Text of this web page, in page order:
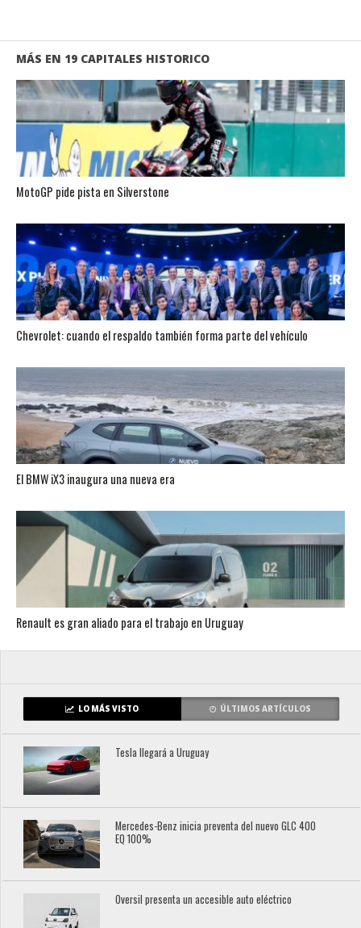
MÁS EN 19 CAPITALES HISTORICO
MotoGP pide pista en Silverstone
Chevrolet: cuando el respaldo también forma parte del vehículo
El BMW iX3 inaugura una nueva era
Renault es gran aliado para el trabajo en Uruguay
LO MÁS VISTO ÚLTIMOS ARTÍCULOS
Tesla llegará a Uruguay
Mercedes-Benz inicia preventa del nuevo GLC 400
EQ 100%
Oversil presenta un accesible auto eléctrico